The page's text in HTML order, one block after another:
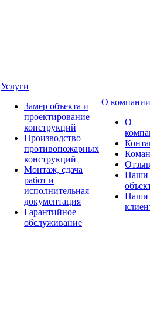
Услуги
Замер объекта и
проектирование
конструкций
Производство
противопожарных
конструкций
Монтаж, сдача
работ и
исполнительная
документация
Гарантийное
обслуживание
О компании
О
Наши
Наши